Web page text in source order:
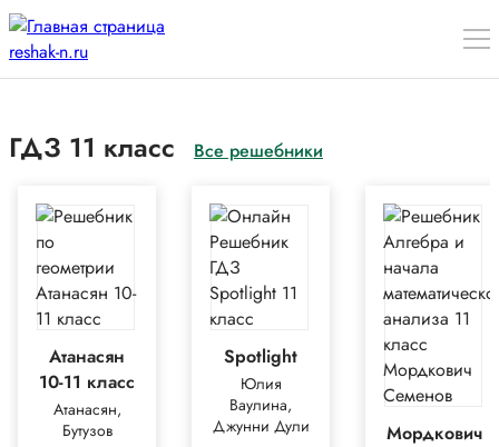
ГДЗ 11 класс Все решебники
Атанасян
10-11 класс
Атанасян,
Бутузов
Spotlight
Юлия
Ваулина,
Джунни Дули
Мордкович